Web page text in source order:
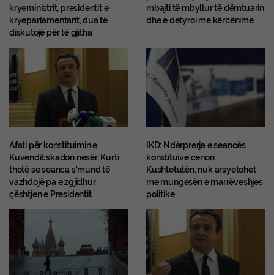
kryeministrit, presidentit e
kryeparlamentarit, dua të
diskutojë për të gjitha
mbajti të mbyllur të dëmtuarin
dhe e detyroi me kërcënime
Afati për konstituimin e
Kuvendit skadon nesër, Kurti
thotë se seanca s’mund të
vazhdojë pa e zgjidhur
çështjen e Presidentit
IKD: Ndërprerja e seancës
konstituive cenon
Kushtetutën, nuk arsyetohet
me mungesën e marrëveshjes
politike